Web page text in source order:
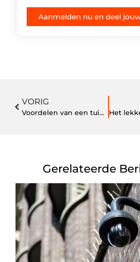
Aanmelden nu en deel
VORIG
Voordelen van een tuinkamer
Gerelateerde